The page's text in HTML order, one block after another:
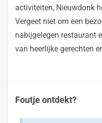
activiteiten, Nieuwdonk
Vergeet niet om een
nabijgelegen restaurant
van heerlijke gerechten
Foutje ontdekt?